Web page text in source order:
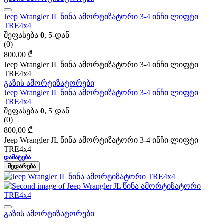
Jeep Wrangler JL წინა ამორტიზატორი 3-4 ინჩი ლიფტი
TRE4x4
შეფასება 0, 5-დან
(0)
800,00 ₾
Jeep Wrangler JL წინა ამორტიზატორი 3-4 ინჩი ლიფტი
TRE4x4
გაზის ამორტიზატორები
Jeep Wrangler JL წინა ამორტიზატორი 3-4 ინჩი ლიფტი
TRE4x4
შეფასება 0, 5-დან
(0)
800,00 ₾
Jeep Wrangler JL წინა ამორტიზატორი 3-4 ინჩი ლიფტი
TRE4x4
ᲓᲐᲛᲐᲢᲔᲑᲐ
ᲨᲔᲓᲐᲠᲔᲑᲐ
გაზის ამორტიზატორები